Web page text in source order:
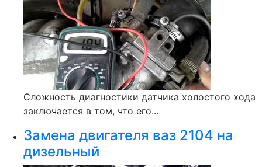
Сложность диагностики датчика холостого хода
заключается в том, что его...
Замена двигателя ваз 2104 на
дизельный